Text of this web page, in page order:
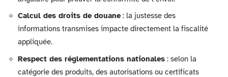
Calcul des droits de douane: la justesse des
informations transmises impacte directement la fiscalité
appliquée.
Respect des réglementations nationales : selon la
catégorie des produits, des autorisations ou certificats